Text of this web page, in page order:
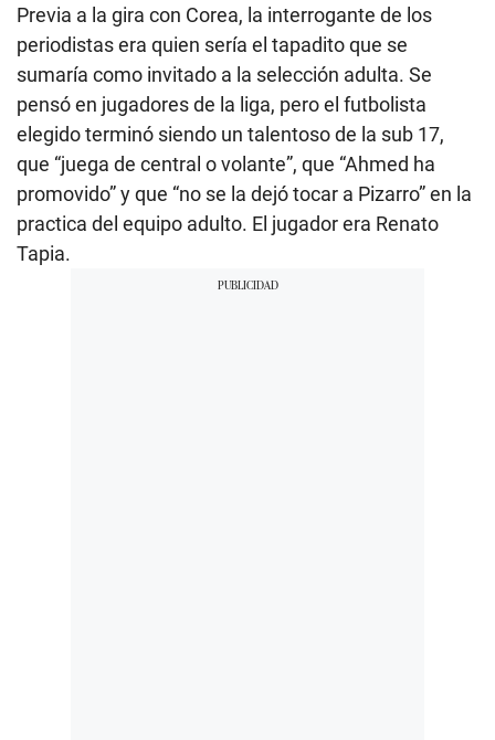
Previa a la gira con Corea, la interrogante de los
periodistas era quien sería el tapadito que se
sumaría como invitado a la selección adulta. Se
pensó en jugadores de la liga, pero el futbolista
elegido terminó siendo un talentoso de la sub 17,
que “juega de central o volante”, que “Ahmed ha
promovido” y que “no se la dejó tocar a Pizarro” en la
practica del equipo adulto. El jugador era Renato
Tapia.